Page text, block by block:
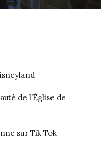
de l’Église de
sur Tik Tok